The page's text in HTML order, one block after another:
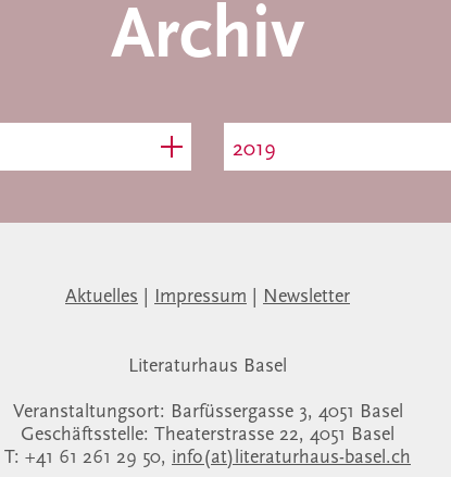
Archiv
2019
Aktuelles Impressum Newsletter
Literaturhaus Basel
Veranstaltungsort: Barfüssergasse 3, 4051 Basel
Geschäftsstelle: Theaterstrasse 22, 4051 Basel
T: +41 61 261 29 50, info(at)literaturhaus-basel.ch